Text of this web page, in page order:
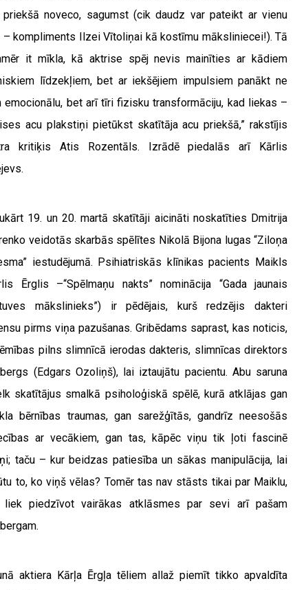
priekšā noveco, sagumst (cik daudz var pateikt ar vienu
– kompliments Ilzei Vītoliņai kā kostīmu māksliniecei!). Tā
it mīkla, kā aktrise spēj nevis mainīties ar kādiem
līdzekļiem, bet ar iekšējiem impulsiem panākt ne
emocionālu, bet arī tīri fizisku transformāciju, kad liekas –
acu plakstiņi pietūkst skatītāja acu priekšā,” rakstījis
kritiķis Atis Rozentāls. Izrādē piedalās arī Kārlis
19. un 20. martā skatītāji aicināti noskatīties Dmitrija
veidotās skarbās spēlītes Nikolā Bijona lugas “Ziloņa
iestudējumā. Psihiatriskās klīnikas pacients Maikls
Ērglis –“Spēlmaņu nakts” nominācija “Gada jaunais
mākslinieks”) ir pēdējais, kurš redzējis dakteri
pirms viņa pazušanas. Gribēdams saprast, kas noticis,
pilns slimnīcā ierodas dakteris, slimnīcas direktors
(Edgars Ozoliņš), lai iztaujātu pacientu. Abu saruna
skatītājus smalkā psiholoģiskā spēlē, kurā atklājas gan
bērnības traumas, gan sarežģītās, gandrīz neesošās
ar vecākiem, gan tas, kāpēc viņu tik ļoti fascinē
taču – kur beidzas patiesība un sākas manipulācija, lai
to, ko viņš vēlas? Tomēr tas nav stāsts tikai par Maiklu,
piedzīvot vairākas atklāsmes par sevi arī pašam
aktiera Kārļa Ērgļa tēliem allaž piemīt tikko apvaldīta